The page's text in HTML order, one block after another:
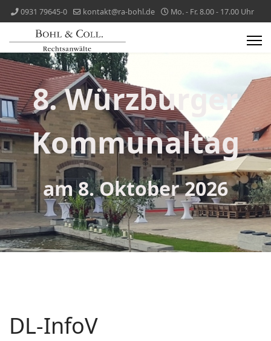
0931 79645-0 kontakt@ra-bohl.de Mo. - Fr. 8.00 - 17.00 Uhr
8. Würzburger
Kommunaltag
am 8. Oktober 2026
DL-InfoV